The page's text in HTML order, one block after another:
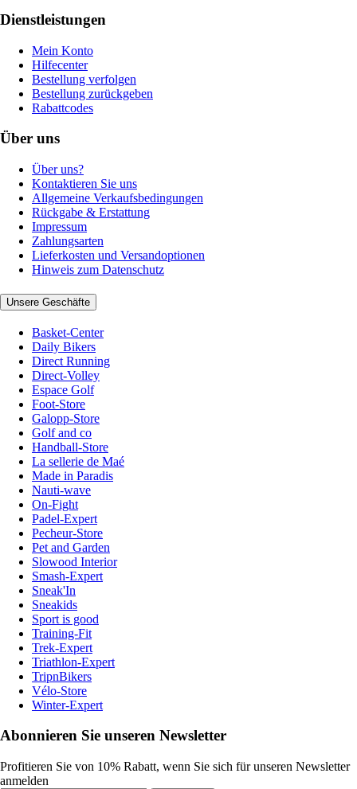
Dienstleistungen
Mein Konto
Hilfecenter
Bestellung verfolgen
Bestellung zurückgeben
Rabattcodes
Über uns
Über uns?
Kontaktieren Sie uns
Allgemeine Verkaufsbedingungen
Rückgabe & Erstattung
Impressum
Zahlungsarten
Lieferkosten und Versandoptionen
Hinweis zum Datenschutz
Unsere Geschäfte
Basket-Center
Daily Bikers
Direct Running
Direct-Volley
Espace Golf
Foot-Store
Galopp-Store
Golf and co
Handball-Store
La sellerie de Maé
Made in Paradis
Nauti-wave
On-Fight
Padel-Expert
Pecheur-Store
Pet and Garden
Slowood Interior
Smash-Expert
Sneak'In
Sneakids
Sport is good
Training-Fit
Trek-Expert
Triathlon-Expert
TripnBikers
Vélo-Store
Winter-Expert
Abonnieren Sie unseren Newsletter
Profitieren Sie von 10% Rabatt, wenn Sie sich für unseren Newsletter
anmelden